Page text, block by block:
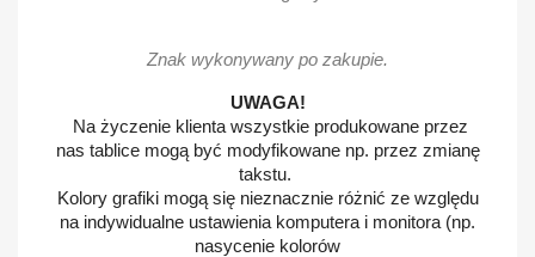
Znak wykonywany po zakupie.
UWAGA!
Na życzenie klienta wszystkie produkowane przez
nas tablice mogą być modyfikowane np. przez zmianę
takstu.
Kolory grafiki mogą się nieznacznie różnić ze względu
na indywidualne ustawienia komputera i monitora (np.
nasycenie kolorów